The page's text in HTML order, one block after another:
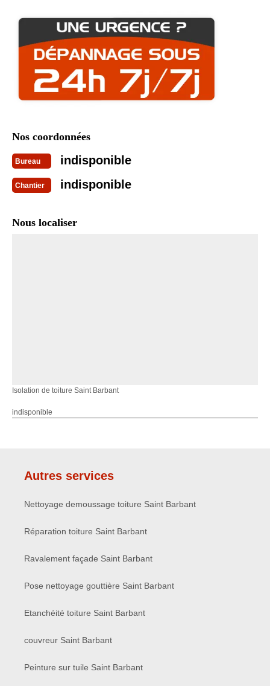
Nos coordonnées
Bureau indisponible
Chantier indisponible
Nous localiser
Isolation de toiture Saint Barbant
indisponible
Autres services
Nettoyage demoussage toiture Saint Barbant
Réparation toiture Saint Barbant
Ravalement façade Saint Barbant
Pose nettoyage gouttière Saint Barbant
Etanchéité toiture Saint Barbant
couvreur Saint Barbant
Peinture sur tuile Saint Barbant